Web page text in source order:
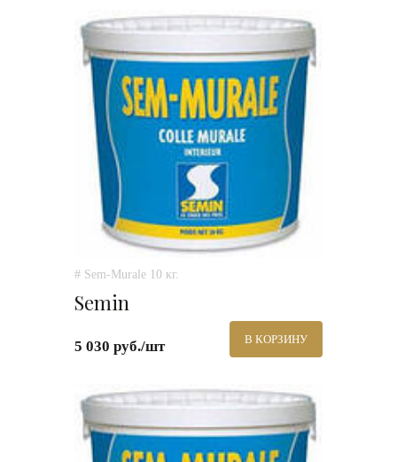
# Sem-Murale 10 кг.
Semin
5 030 руб./шт В КОРЗИНУ